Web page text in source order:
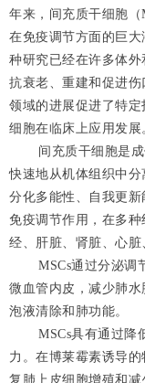
年来，间充质干细胞
在免疫调节方面的巨
种研究已经在许多体外
抗衰老、重建和促进
领域的进展促进了特
细胞在临床上应用发展
间充质干细胞是
快速地从机体组织中
分化多能性、自我更
免疫调节作用，在多
经、肝脏、肾脏、心脏
MSCs通过分泌调
微血管内皮，减少肺
泡液清除和肺功能。
MSCs具有通过降
力。在博莱霉素诱导的
复肺上皮细胞增殖和减